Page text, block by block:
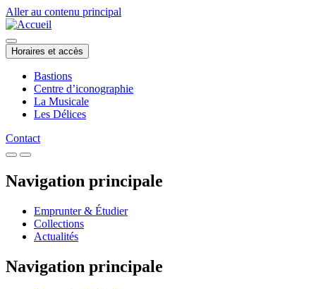
Aller au contenu principal
Horaires et accès
Bastions
Centre d’iconographie
La Musicale
Les Délices
Contact
Navigation principale
Emprunter & Étudier
Collections
Actualités
Navigation principale